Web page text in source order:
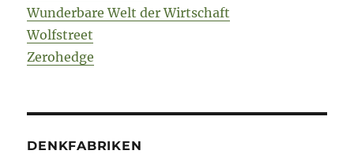
Wunderbare Welt der Wirtschaft
Wolfstreet
Zerohedge
DENKFABRIKEN